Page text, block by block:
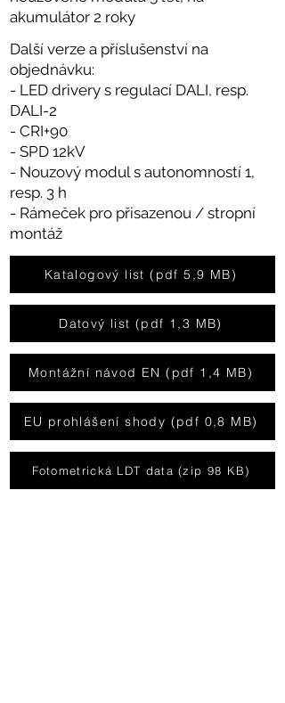
akumulátor 2 roky
Další verze a příslušenství na
objednávku:
- LED drivery s regulací DALI, resp.
DALI-2
- CRI+90
- SPD 12kV
- Nouzový modul s autonomností 1,
resp. 3 h
- Rámeček pro přisazenou / stropní
montáž
Katalogový list (pdf 5,9 MB)
Datový list (pdf 1,3 MB)
Montážní návod EN (pdf 1,4 MB)
EU prohlášení shody (pdf 0,8 MB)
Fotometrická LDT data (zip 98 KB)